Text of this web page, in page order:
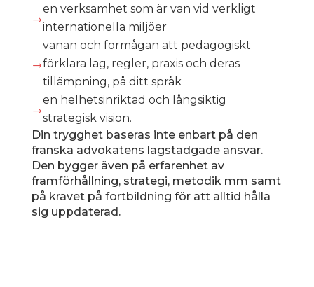
$
en verksamhet som är van vid verkligt
internationella miljöer
$
vanan och förmågan att pedagogiskt
förklara lag, regler, praxis och deras
tillämpning, på ditt språk
$
en helhetsinriktad och långsiktig
strategisk vision.
Din trygghet baseras inte enbart på den
franska advokatens lagstadgade ansvar.
Den bygger även på erfarenhet av
framförhållning, strategi, metodik mm samt
på kravet på fortbildning för att alltid hålla
sig uppdaterad.